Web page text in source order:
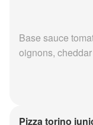
Base sauce
oignons, cheddar
Pizza torino